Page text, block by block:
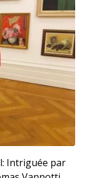
Intriguée par